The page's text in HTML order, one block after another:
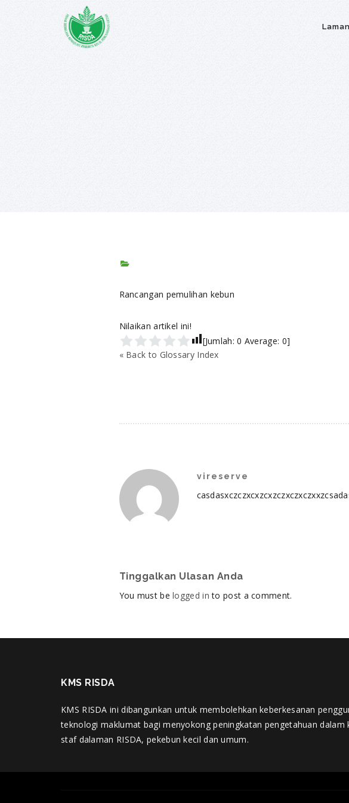
Rancangan pemulihan kebun
Nilaikan artikel ini!
[Jumlah:0 Average: 0]
« Back to Glossary Index
vireserve
Tinggalkan Ulasan Anda
You must belogged in to post a comment.
KMS RISDA
KMS RISDA ini dibangunkan untuk membolehkan keberkesanan
teknologi maklumat bagi menyokong peningkatan pengetahuan dalam
staf dalaman RISDA, pekebun kecil dan umum.